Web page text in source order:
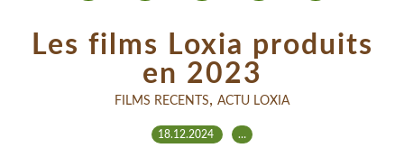
Les films Loxia produits
en 2023
FILMS RECENTS, ACTU LOXIA
18.12.2024 …